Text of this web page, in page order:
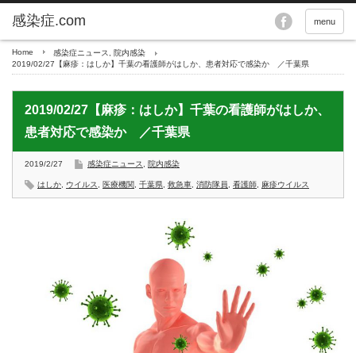
menu
Home 感染症ニュース
院内感染
2019/02/27【麻疹：はしか】千葉の看護師がはしか、患者対応で感染か ／千葉県
2019/02/27【麻疹：はしか】千葉の看護師がはしか、
患者対応で感染か ／千葉県
2019/2/27 感染症ニュース 院内感染
はしか ウイルス 医療機関 千葉県 救急車 消防隊員 看護師 麻疹ウイルス